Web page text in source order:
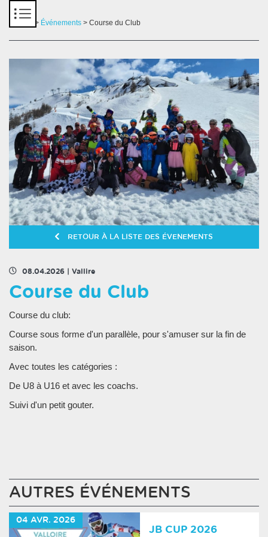
> Événements > Course du Club
RETOUR À LA LISTE DES ÉVENEMENTS
08.04.2026 Vallire
Course du Club
Course du club:
Course sous forme d'un parallèle, pour s'amuser sur la fin de
saison.
Avec toutes les catégories :
De U8 à U16 et avec les coachs.
Suivi d'un petit gouter.
AUTRES ÉVÉNEMENTS
04 AVR. 2026
JB CUP 2026